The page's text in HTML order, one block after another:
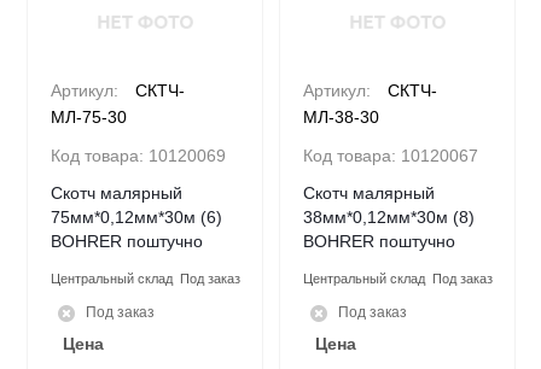
Артикул:
СКТЧ-
МЛ-75-30
Код товара: 10120069
Скотч малярный
75мм*0,12мм*30м (6)
BOHRER поштучно
Центральный склад Под заказ
Под заказ
Цена
Артикул:
СКТЧ-
МЛ-38-30
Код товара: 10120067
Скотч малярный
38мм*0,12мм*30м (8)
BOHRER поштучно
Центральный склад Под заказ
Под заказ
Цена